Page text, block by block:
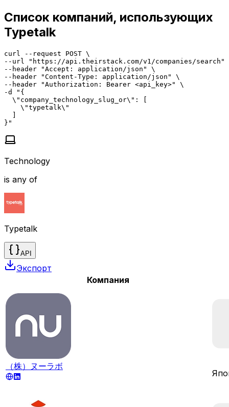
Список компаний, использующих
Typetalk
curl --request POST \
--url "https://api.theirstack.com/v1/companies/search"
--header "Accept: application/json" \
--header "Content-Type: application/json" \
--header "Authorization: Bearer <api_key>" \
-d "{
  \"company_technology_slug_or\": [
    \"typetalk\"
  ]
}"
Technology
is any of
Typetalk
API
Экспорт
Компания
（株）ヌーラボ